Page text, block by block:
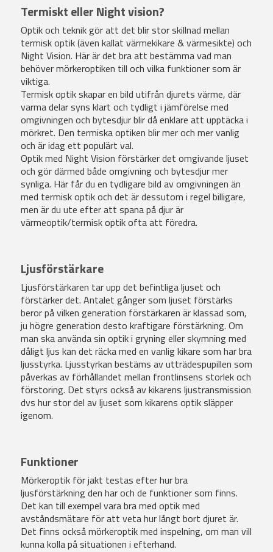
Termiskt eller Night vision?
Optik och teknik gör att det blir stor skillnad mellan
termisk optik (även kallat värmekikare & värmesikte) och
Night Vision. Här är det bra att bestämma vad man
behöver mörkeroptiken till och vilka funktioner som är
viktiga.
Termisk optik skapar en bild utifrån djurets värme, där
varma delar syns klart och tydligt i jämförelse med
omgivningen och bytesdjur blir då enklare att upptäcka i
mörkret. Den termiska optiken blir mer och mer vanlig
och är idag ett populärt val.
Optik med Night Vision förstärker det omgivande ljuset
och gör därmed både omgivning och bytesdjur mer
synliga. Här får du en tydligare bild av omgivningen än
med termisk optik och det är dessutom i regel billigare,
men är du ute efter att spana på djur är
värmeoptik/termisk optik ofta att föredra.
Ljusförstärkare
Ljusförstärkaren tar upp det befintliga ljuset och
förstärker det. Antalet gånger som ljuset förstärks
beror på vilken generation förstärkaren är klassad som,
ju högre generation desto kraftigare förstärkning. Om
man ska använda sin optik i gryning eller skymning med
dåligt ljus kan det räcka med en vanlig kikare som har bra
ljusstyrka. Ljusstyrkan bestäms av utträdespupillen som
påverkas av förhållandet mellan frontlinsens storlek och
förstoring. Det styrs också av kikarens ljustransmission
dvs hur stor del av ljuset som kikarens optik släpper
igenom.
Funktioner
Mörkeroptik för jakt testas efter hur bra
ljusförstärkning den har och de funktioner som finns.
Det kan till exempel vara bra med optik med
avståndsmätare för att veta hur långt bort djuret är.
Det finns också mörkeroptik med inspelning, om man vill
kunna kolla på situationen i efterhand.